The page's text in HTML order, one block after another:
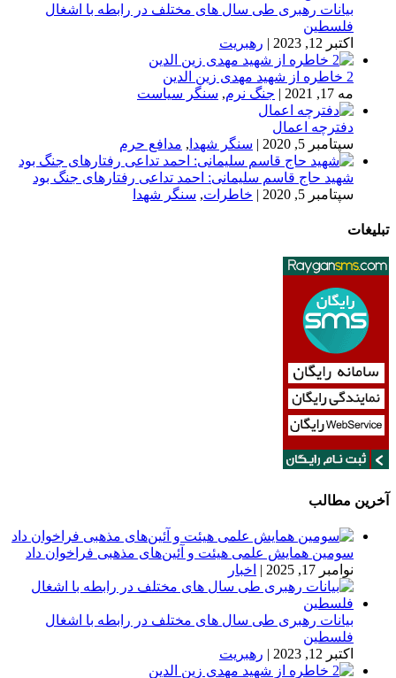
بیانات رهبری طی سال های مختلف در رابطه با اشغال
فلسطین
اکتبر 12, 2023
| رهبریت
2 خاطره از شهید مهدی زین الدین
مه 17, 2021
| جنگ نرم, سنگر سیاست
دفترچه اعمال
سپتامبر 5, 2020
| سنگر شهدا , مدافع حرم
شهید حاج قاسم سلیمانی: احمد تداعی رفتارهای جنگ بود
سپتامبر 5, 2020
| خاطرات, سنگر شهدا
تبلیغات
آخرین مطالب
سومین همایش علمی هیئت و آئین‌های مذهبی فراخوان داد
نوامبر 17, 2025
| اخبار
بیانات رهبری طی سال های مختلف در رابطه با اشغال
فلسطین
اکتبر 12, 2023
| رهبریت